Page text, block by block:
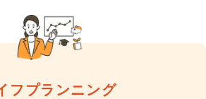
フプランニング